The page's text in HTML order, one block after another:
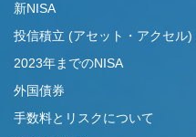
新NISA
投信積立 (アセット・アクセル)
2023年までのNISA
外国債券
手数料とリスクについて